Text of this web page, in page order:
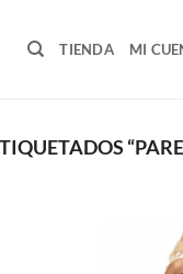
TIENDA MI